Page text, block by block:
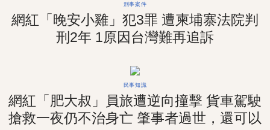
刑事案件
網紅「晚安小雞」犯3罪 遭柬埔寨法院判
刑2年 1原因台灣難再追訴
民事知識
網紅「肥大叔」員旅遭逆向撞擊 貨車駕駛
搶救一夜仍不治身亡 肇事者過世，還可以